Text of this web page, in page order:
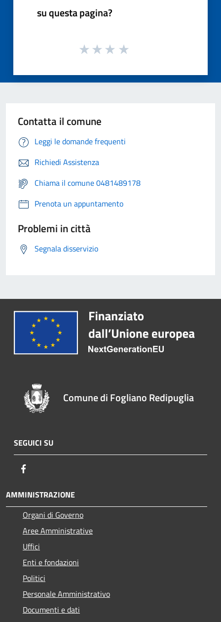
su questa pagina?
Contatta il comune
Leggi le domande frequenti
Richiedi Assistenza
Chiama il comune 0481489178
Prenota un appuntamento
Problemi in città
Segnala disservizio
Comune di Fogliano Redipuglia
SEGUICI SU
AMMINISTRAZIONE
Organi di Governo
Aree Amministrative
Uffici
Enti e fondazioni
Politici
Personale Amministrativo
Documenti e dati